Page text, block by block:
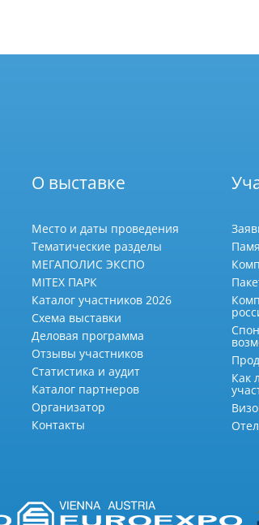
О выставке
Место и даты проведения
Тематические разделы
МЕГАПОЛИС ЭКСПО
MITEX ПАРК
Каталог участников 2026
Схема выставки
Деловая программа
Отзывы участников
Статистика и аудит
Каталог партнеров
Организатор
Контакты
Как